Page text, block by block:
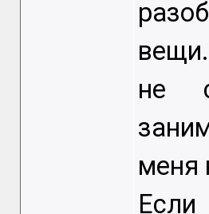
не
меня